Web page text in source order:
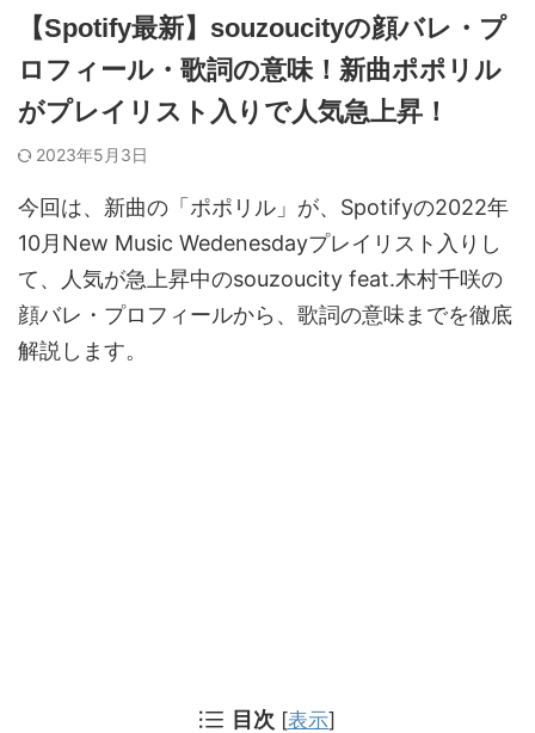
【Spotify最新】souzoucityの顔バレ・プ
ロフィール・歌詞の意味！新曲ポポリル
がプレイリスト入りで人気急上昇！
2023年5月3日
今回は、新曲の「ポポリル」が、Spotifyの2022年
10月New Music Wedenesdayプレイリスト入りし
て、人気が急上昇中のsouzoucity feat.木村千咲の
顔バレ・プロフィールから、歌詞の意味までを徹底
解説します。
目次 [表示]